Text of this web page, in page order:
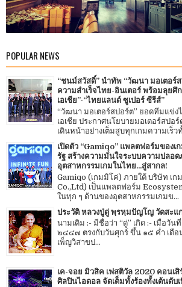
POPULAR NEWS
“ชนม์สวัสดิ์” นำทัพ “วัฒนา มอเตอร์
ความสำเร็จไทย-อินเตอร์ พร้อมลุยศึ
เอเชีย”-“ไทยแลนด์ ซูเปอร์ ซีรีส์”
“วัฒนา มอเตอร์สปอร์ต” ยอดทีมแข่
เอเชีย ประกาศนโยบายมอเตอร์สปอ
เดินหน้าอย่างเต็มสูบทุกเกมความเร็ว
เปิดตัว “Gamiqo” แพลตฟอร์มของเ
รัฐ สร้างความมั่นใจระบบความปลอ
อุตสาหกรรมเกมในไทย...สู่สากล!
Gamiqo (เกมมิโค่) ภายใต้ บริษัท เ
Co.,Ltd) เป็นแพลตฟอร์ม
ในทุก ๆ ด้านของอุตสาหกรรมเกมข...
ประวัติ หลวงปู่ดู่ พฺรหฺมปัญโญ วัดสะแ
นามเดิม :- มีชื่อว่า “ดู่” เกิด :- เมื่อวั
๒๔๔๗ ตรงกับวันศุกร์ ขึ้น ๑๕ ค่ำ เดือ
เพ็ญวิสาขป...
เค-จอย มิวสิค เฟสติวัล 2020 คอนเสิ
ศิลปินไอดอล จัดเต็มทั้งร้องทั้งเต้นดับ